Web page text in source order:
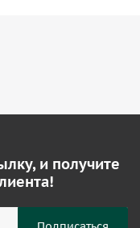
и получите